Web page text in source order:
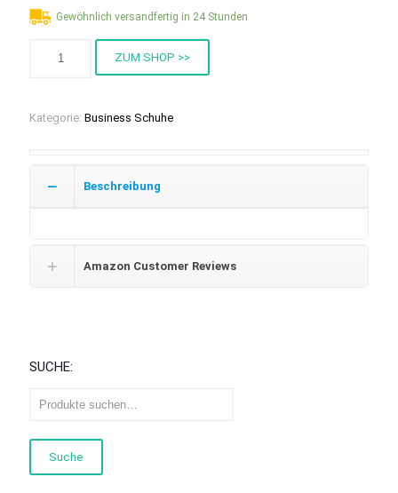
Gewöhnlich versandfertig in 24 Stunden
ZUM SHOP >>
Kategorie: Business Schuhe
Beschreibung
Amazon Customer Reviews
SUCHE:
Suche